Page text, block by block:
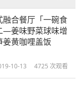
融合餐厅「一碗食
—姜味野菜球味增
黄咖哩盖饭
10-13 4725 次观看